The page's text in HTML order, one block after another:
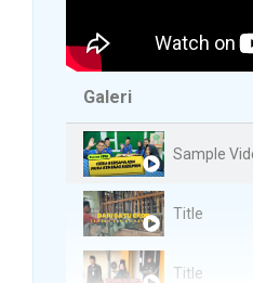
Galeri
Sample
Title
Title